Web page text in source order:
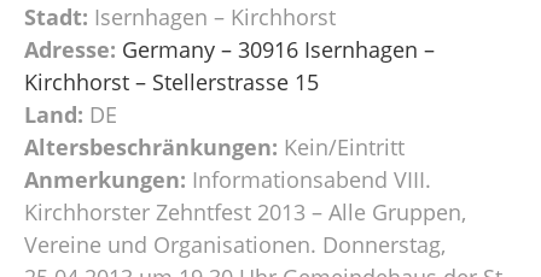
Stadt: Isernhagen – Kirchhorst
Adresse: Germany – 30916 Isernhagen –
Kirchhorst – Stellerstrasse 15
Land: DE
Altersbeschränkungen: Kein/Eintritt
Anmerkungen: Informationsabend VIII.
Kirchhorster Zehntfest 2013 – Alle Gruppen,
Vereine und Organisationen. Donnerstag,